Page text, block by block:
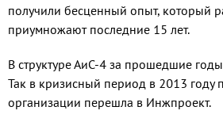
получили бесценный опыт, который
приумножают последние 15 лет.
В структуре АиС-4 за прошедшие
Так в кризисный период в 2013 году
организации перешла в Инжпроект.